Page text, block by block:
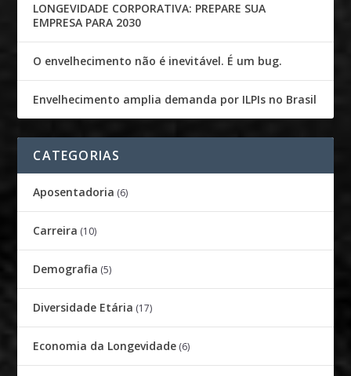
LONGEVIDADE CORPORATIVA: PREPARE SUA
EMPRESA PARA 2030
O envelhecimento não é inevitável. É um bug.
Envelhecimento amplia demanda por ILPIs no Brasil
CATEGORIAS
Aposentadoria (6)
Carreira (10)
Demografia (5)
Diversidade Etária (17)
Economia da Longevidade (6)